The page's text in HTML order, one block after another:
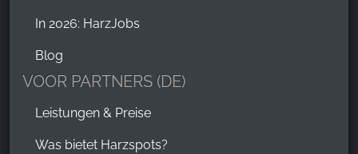
In 2026: HarzJobs
Blog
VOOR PARTNERS (DE)
Leistungen & Preise
Was bietet Harzspots?